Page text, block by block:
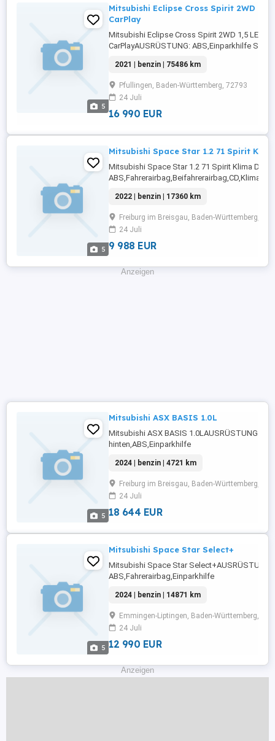
5
Mitsubishi Eclipse Cross Spirit 2WD 1,5
CarPlay
Mitsubishi Eclipse Cross Spirit 2WD 1,5 LED
CarPlayAUSRÜSTUNG: ABS,Einparkhilfe
Radio,Servolenkung,LED-
...
2021 | benzin | 75486 km
Pfullingen, Baden-Württemberg, 72793
24 Juli
16 990 EUR
5
Mitsubishi Space Star 1.2 71 Spirit
Mitsubishi Space Star 1.2 71 Spirit Klima
...
2022 | benzin | 17360 km
Freiburg im Breisgau, Baden-Württemberg,
24 Juli
9 988 EUR
Anzeigen
5
Mitsubishi ASX BASIS 1.0L
Mitsubishi ASX BASIS 1.0LAUSRÜSTUNG:
hinten,ABS,Einparkhilfe
Radio,Radio,LED-Scheinwerfer,Elektrische
...
2024 | benzin | 4721 km
Freiburg im Breisgau, Baden-Württemberg,
24 Juli
18 644 EUR
5
Mitsubishi Space Star Select+
Mitsubishi Space Star Select+AUSRÜSTUNG:
ABS,Fahrerairbag,Einparkhilfe
Radio,Servolenkung,Elektrische
geeignet,Sportpaket,Start/Stop-
2024 | benzin | 14871 km
Emmingen-Liptingen, Baden-Württemberg,
24 Juli
12 990 EUR
Anzeigen